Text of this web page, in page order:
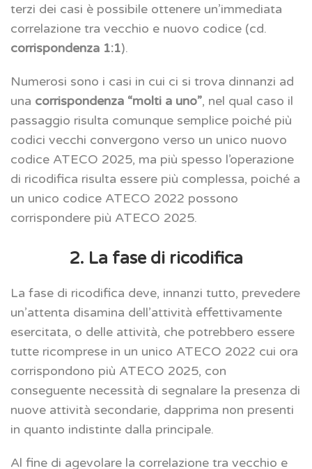
terzi dei casi è possibile ottenere un’immediata
correlazione tra vecchio e nuovo codice (cd.
corrispondenza 1:1).
Numerosi sono i casi in cui ci si trova dinnanzi ad
una corrispondenza “molti a uno”, nel qual caso il
passaggio risulta comunque semplice poiché più
codici vecchi convergono verso un unico nuovo
codice ATECO 2025, ma più spesso l’operazione
di ricodifica risulta essere più complessa, poiché a
un unico codice ATECO 2022 possono
corrispondere più ATECO 2025.
2. La fase di ricodifica
La fase di ricodifica deve, innanzi tutto, prevedere
un’attenta disamina dell’attività effettivamente
esercitata, o delle attività, che potrebbero essere
tutte ricomprese in un unico ATECO 2022 cui ora
corrispondono più ATECO 2025, con
conseguente necessità di segnalare la presenza di
nuove attività secondarie, dapprima non presenti
in quanto indistinte dalla principale.
Al fine di agevolare la correlazione tra vecchio e